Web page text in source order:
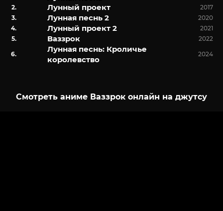
Лунный проект 2017
Лунная песнь 2 2020
Лунный проект 2 2021
Ваззрок 2022
Лунная песнь: Кроличье
королевство
2024
Смотреть аниме Ваззрок онлайн на джутсу